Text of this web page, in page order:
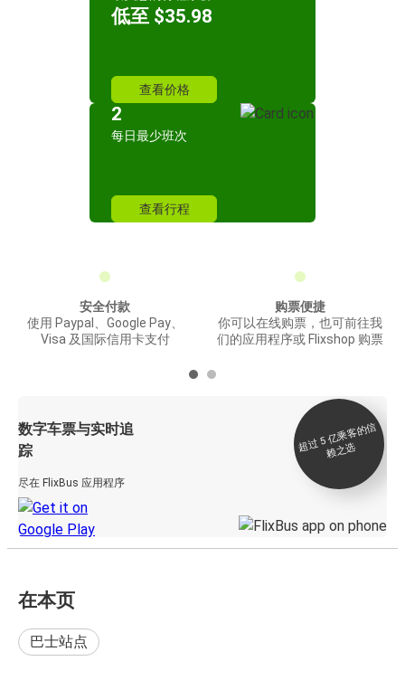
低至 $35.98
查看价格
2
每日最少班次
查看行程
安全付款
使用 Paypal、Google Pay、
Visa 及国际信用卡支付
购票便捷
你可以在线购票，也可前往我
们的应用程序或 Flixshop 购票
数字车票与实时追
踪
尽在 FlixBus 应用程序
超
过 5
亿
乘
客
的
信
赖
之
选
在本页
巴士站点